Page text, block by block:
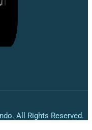
All Rights Reserved.